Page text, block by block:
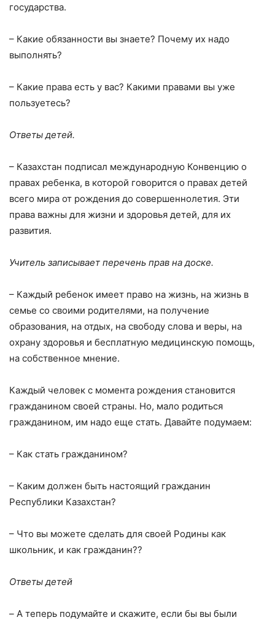
государства.
– Какие обязанности вы знаете? Почему их надо
выполнять?
– Какие права есть у вас? Какими правами вы уже
пользуетесь?
Ответы детей.
– Казахстан подписал международную Конвенцию о
правах ребенка, в которой говорится о правах детей
всего мира от рождения до совершеннолетия. Эти
права важны для жизни и здоровья детей, для их
развития.
Учитель записывает перечень прав на доске.
– Каждый ребенок имеет право на жизнь, на жизнь в
семье со своими родителями, на получение
образования, на отдых, на свободу слова и веры, на
охрану здоровья и бесплатную медицинскую помощь,
на собственное мнение.
Каждый человек с момента рождения становится
гражданином своей страны. Но, мало родиться
гражданином, им надо еще стать. Давайте подумаем:
– Как стать гражданином?
– Каким должен быть настоящий гражданин
Республики Казахстан?
– Что вы можете сделать для своей Родины как
школьник, и как гражданин??
Ответы детей
– А теперь подумайте и скажите, если бы вы были